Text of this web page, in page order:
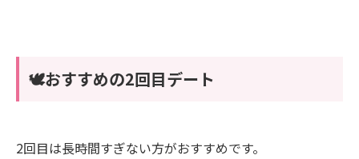
🕊️おすすめの2回目デート
2回目は長時間すぎない方がおすすめです。